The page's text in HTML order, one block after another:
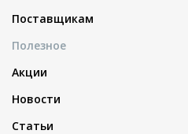
Поставщикам
Полезное
Акции
Новости
Статьи